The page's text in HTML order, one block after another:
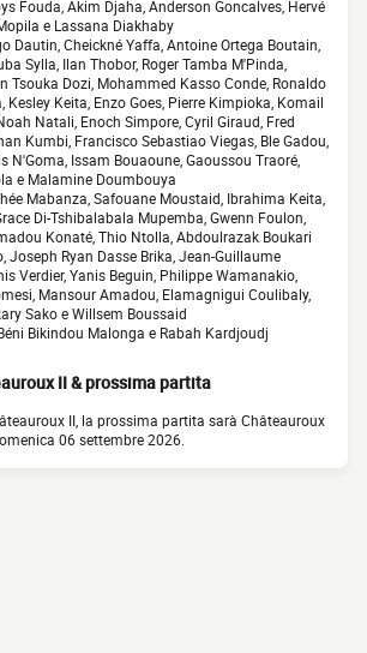
Fouda, Akim Djaha, Anderson Goncalves, Hervé
e Lassana Diakhaby
Dautin, Cheickné Yaffa, Antoine Ortega Boutain,
Sylla, Ilan Thobor, Roger Tamba M'Pinda,
Tsouka Dozi, Mohammed Kasso Conde, Ronaldo
Kesley Keita, Enzo Goes, Pierre Kimpioka, Komail
Natali, Enoch Simpore, Cyril Giraud, Fred
Kumbi, Francisco Sebastiao Viegas, Ble Gadou,
N'Goma, Issam Bouaoune, Gaoussou Traoré,
e Malamine Doumbouya
Mabanza, Safouane Moustaid, Ibrahima Keita,
Di-Tshibalabala Mupemba, Gwenn Foulon,
Konaté, Thio Ntolla, Abdoulrazak Boukari
Joseph Ryan Dasse Brika, Jean-Guillaume
Verdier, Yanis Beguin, Philippe Wamanakio,
Mansour Amadou, Elamagnigui Coulibaly,
Sako e Willsem Boussaid
Bikindou Malonga e Rabah Kardjoudj
II & prossima partita
II, la prossima partita sarà Châteauroux
06 settembre 2026.